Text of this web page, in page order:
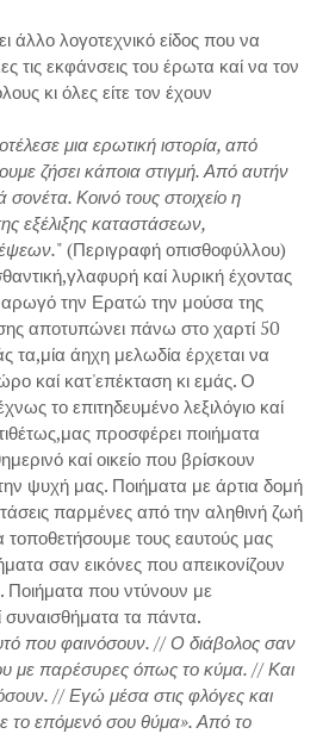
άλλο λογοτεχνικό είδος που να
τις εκφάνσεις του έρωτα καί να τον
κι όλες είτε τον έχουν
μια ερωτική ιστορία, από
ζήσει κάποια στιγμή. Από αυτήν
Κοινό τους στοιχείο η
εξέλιξης καταστάσεων,
" (Περιγραφή οπισθοφύλλου)
καί λυρική έχοντας
αρωγό την Ερατώ την μούσα της
αποτυπώνει πάνω στο χαρτί 50
τα,μία άηχη μελωδία έρχεται να
καί κατ'επέκταση κι εμάς. Ο
το επιτηδευμένο λεξιλόγιο καί
προσφέρει ποιήματα
καί οικείο που βρίσκουν
ψυχή μας. Ποιήματα με άρτια δομή
παρμένες από την αληθινή ζωή
τους εαυτούς μας
σαν εικόνες που απεικονίζουν
Ποιήματα που ντύνουν με
τα πάντα.
που φαινόσουν. // Ο διάβολος σαν
με παρέσυρες όπως το κύμα. // Και
// Εγώ μέσα στις φλόγες και
το επόμενό σου θύμα». Από το